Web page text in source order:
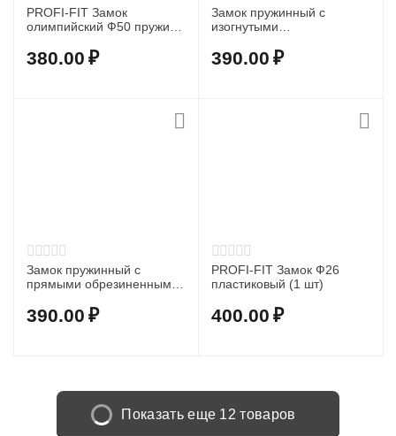
PROFI-FIT Замок
олимпийский Ф50 пружина
380.00 ₽
Замок пружинный с
изогнутыми
51 мм
390.00 ₽
Замок пружинный с
прямыми обрезиненными
390.00 ₽
PROFI-FIT Замок Ф26
пластиковый (1 шт)
400.00 ₽
Показать еще 12 товаров